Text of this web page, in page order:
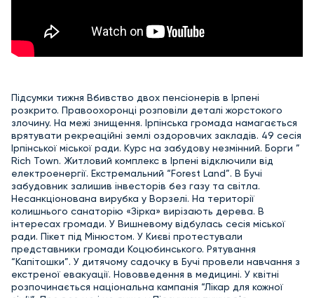
Підсумки тижня Вбивство двох пенсіонерів в Ірпені
розкрито. Правоохоронці розповіли деталі жорстокого
злочину. На межі знищення. Ірпінська громада намагається
врятувати рекреаційні землі оздоровчих закладів. 49 сесія
Ірпінської міської ради. Курс на забудову незмінний. Борги ”
Rich Town. Житловий комплекс в Ірпені відключили від
електроенергії. Екстремальний “Forest Land”. В Бучі
забудовник залишив інвесторів без газу та світла.
Несанкціонована вирубка у Ворзелі. На території
колишнього санаторію «Зірка» вирізають дерева. В
інтересах громади. У Вишневому відбулась сесія міської
ради. Пікет під Мінюстом. У Києві протестували
представники громади Коцюбинського. Рятування
“Капітошки”. У дитячому садочку в Бучі провели навчання з
екстреної евакуації. Нововведення в медицині. У квітні
розпочинається національна кампанія “Лікар для кожної